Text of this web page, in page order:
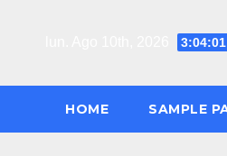
HOME SAMPLE